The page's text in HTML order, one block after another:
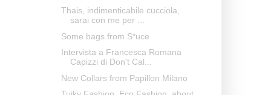
Thais, indimenticabile cucciola,
sarai con me per ...
Some bags from S*uce
Intervista a Francesca Romana
Capizzi di Don't Cal...
New Collars from Papillon Milano